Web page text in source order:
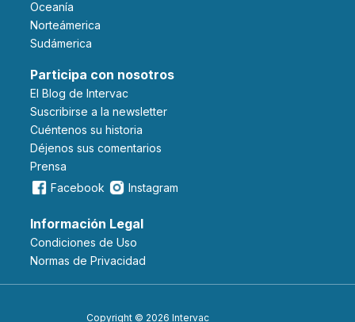
Oceanía
Norteámerica
Sudámerica
Participa con nosotros
El Blog de Intervac
Suscribirse a la newsletter
Cuéntenos su historia
Déjenos sus comentarios
Prensa
Facebook
Instagram
Información Legal
Condiciones de Uso
Normas de Privacidad
Copyright © 2026 Intervac